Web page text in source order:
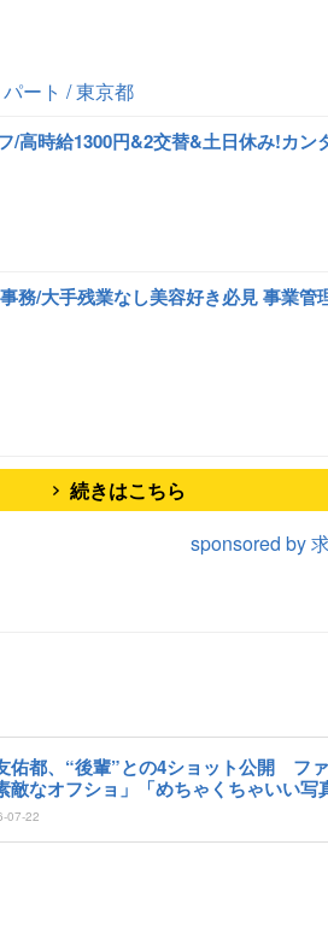
ート / 東京都
/高時給1300円&2交替&土日休み!カン
務/大手残業なし美容好き必見 事業管
続きはこちら
sponsored by
佑都、“後輩”との4ショット公開 フ
敵なオフショ」「めちゃくちゃいい写
07-22